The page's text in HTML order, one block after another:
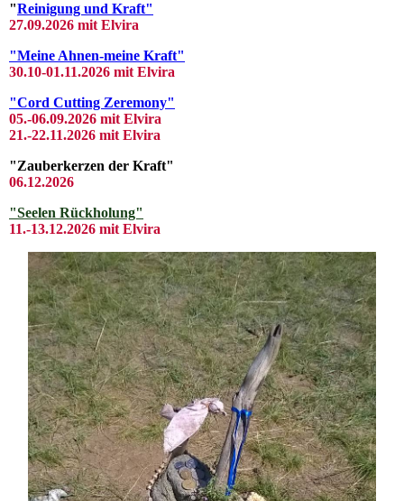
"Reinigung und Kraft"
27.09.2026 mit Elvira
"Meine Ahnen-meine Kraft"
30.10-01.11.2026 mit Elvira
"Cord Cutting Zeremony"
05.-06.09.2026 mit Elvira
21.-22.11.2026 mit Elvira
"Zauberkerzen der Kraft"
06.12.2026
"Seelen Rückholung"
11.-13.12.2026 mit Elvira